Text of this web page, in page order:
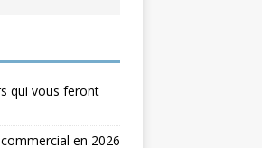
qui vous feront
en 2026